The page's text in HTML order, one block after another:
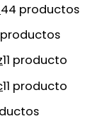
44 productos
productos
11 producto
11 producto